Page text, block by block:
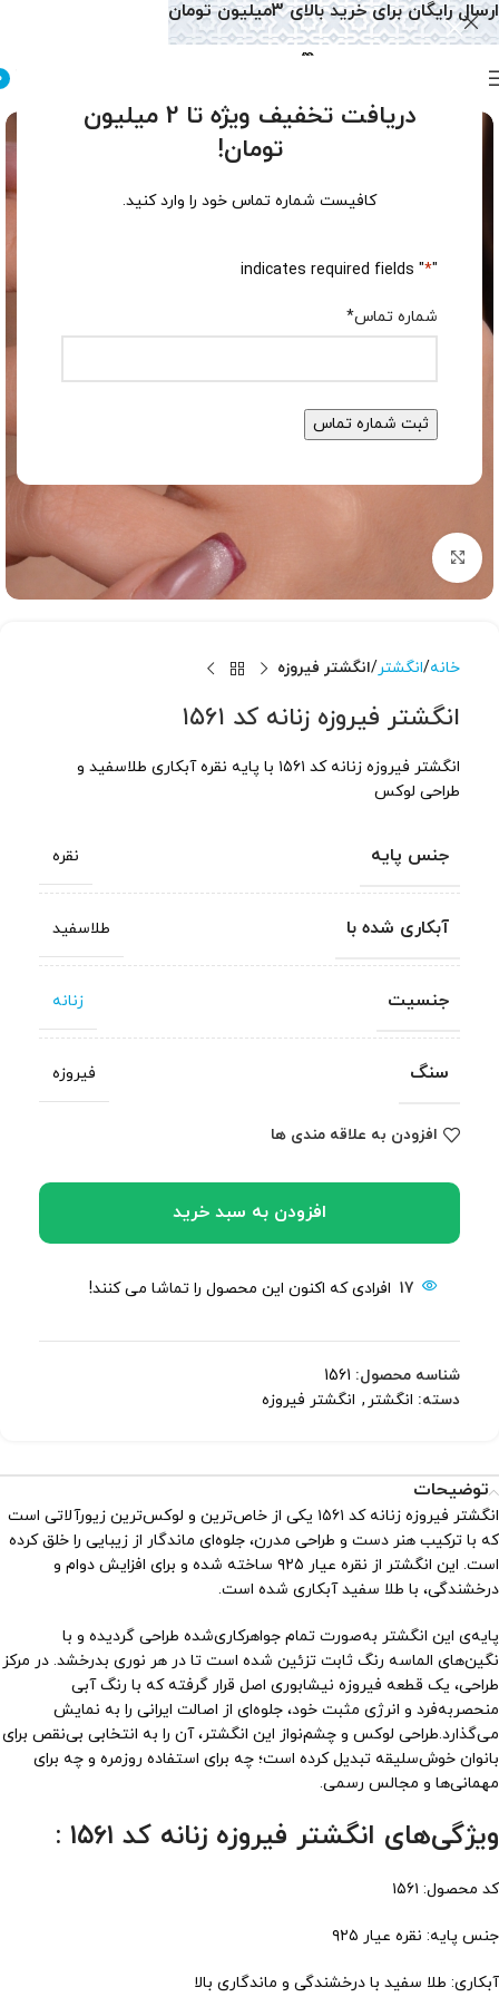
دریافت تخفیف ویژه تا 2 میلیون
تومان!
کافیست شماره تماس خود را وارد کنید.
"
*
" indicates required fields
شماره تماس*
برای بزرگنمایی کلیک کنید
خانه انگشتر انگشتر فیروزه
انگشتر فیروزه زنانه کد ۱۵۶۱
انگشتر فیروزه زنانه کد ۱۵۶۱ با پایه نقره آبکاری طلاسفید و
طراحی لوکس
جنس پایه نقره
آبکاری شده با طلاسفید
جنسیت زنانه
سنگ فیروزه
افزودن به علاقه مندی ها
افزودن به سبد خرید
17 افرادی که اکنون این محصول را تماشا می کنند!
شناسه محصول: 1561
دسته: انگشتر , انگشتر فیروزه
توضیحات
انگشتر فیروزه زنانه کد ۱۵۶۱ یکی از خاص‌ترین و لوکس‌ترین زیورآلاتی است
که با ترکیب هنر دست و طراحی مدرن، جلوه‌ای ماندگار از زیبایی را خلق کرده
است. این انگشتر از نقره عیار ۹۲۵ ساخته شده و برای افزایش دوام و
درخشندگی، با طلا سفید آبکاری شده است.
پایه‌ی این انگشتر به‌صورت تمام جواهرکاری‌شده طراحی گردیده و با
نگین‌های الماسه رنگ ثابت تزئین شده است تا در هر نوری بدرخشد. در مرکز
طراحی، یک قطعه فیروزه نیشابوری اصل قرار گرفته که با رنگ آبی
منحصربه‌فرد و انرژی مثبت خود، جلوه‌ای از اصالت ایرانی را به نمایش
می‌گذارد.طراحی لوکس و چشم‌نواز این انگشتر، آن را به انتخابی بی‌نقص برای
بانوان خوش‌سلیقه تبدیل کرده است؛ چه برای استفاده روزمره و چه برای
مهمانی‌ها و مجالس رسمی.
ویژگی‌های انگشتر فیروزه زنانه کد ۱۵۶۱ :
کد محصول: ۱۵۶۱
جنس پایه: نقره عیار ۹۲۵
آبکاری: طلا سفید با درخشندگی و ماندگاری بالا
ارسال رایگان برای خرید بالای 3میلیون تومان